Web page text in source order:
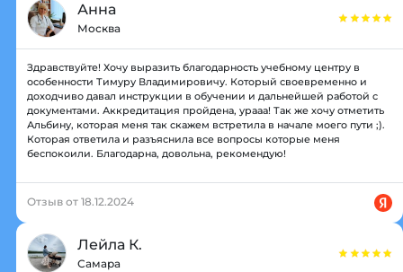
Анна
Москва
Здравствуйте! Хочу выразить благодарность учебному центру в
особенности Тимуру Владимировичу. Который своевременно и
доходчиво давал инструкции в обучении и дальнейшей работой с
документами. Аккредитация пройдена, урааа! Так же хочу отметить
Альбину, которая меня так скажем встретила в начале моего пути ;).
Которая ответила и разъяснила все вопросы которые меня
беспокоили. Благодарна, довольна, рекомендую!
Отзыв от 18.12.2024
Лейла К.
Самара